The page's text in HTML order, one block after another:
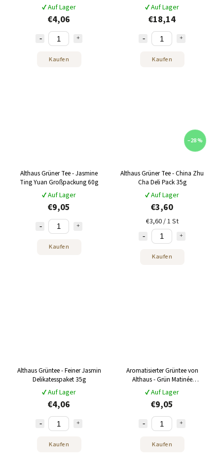
✔ Auf Lager
€4,06
Kaufen
✔ Auf Lager
€18,14
Kaufen
Althaus Grüner Tee - Jasmine
Ting Yuan Großpackung 60g
✔ Auf Lager
€9,05
Kaufen
–28 %
Althaus Grüner Tee - China Zhu
Cha Deli Pack 35g
✔ Auf Lager
€3,60
€3,60 / 1 St
Kaufen
Althaus Grüntee - Feiner Jasmin
Delikatesspaket 35g
✔ Auf Lager
€4,06
Kaufen
Aromatisierter Grüntee von
Althaus - Grün Matinée
Großpackung 60g
✔ Auf Lager
€9,05
Kaufen